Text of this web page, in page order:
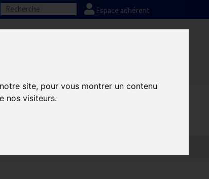
site, pour vous montrer un contenu
nos visiteurs.
Espace adhérent